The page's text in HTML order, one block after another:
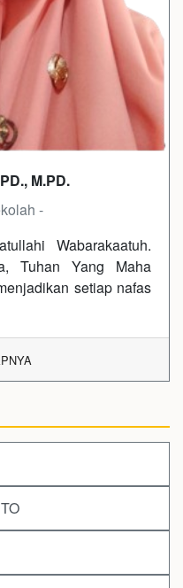
M.PD.
-
Wabarakaatuh.
Tuhan Yang Maha
setiap nafas